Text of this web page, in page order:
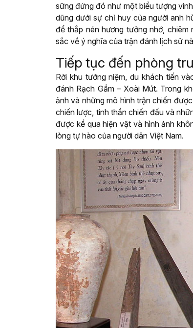
sững đứng đó như một biểu tượng
dũng dưới sự chỉ huy của người anh
để thắp nén hương tưởng nhớ,
sắc về ý nghĩa của trận đánh lịch sử
Tiếp tục đến phòng
Rời khu tưởng niệm, du khách tiến
đánh Rạch Gầm – Xoài Mút. Trong
ảnh và những mô hình trận chiến
chiến lược, tinh thần chiến đấu và
được kể qua hiện vật và hình ảnh
lòng tự hào của người dân Việt Nam.